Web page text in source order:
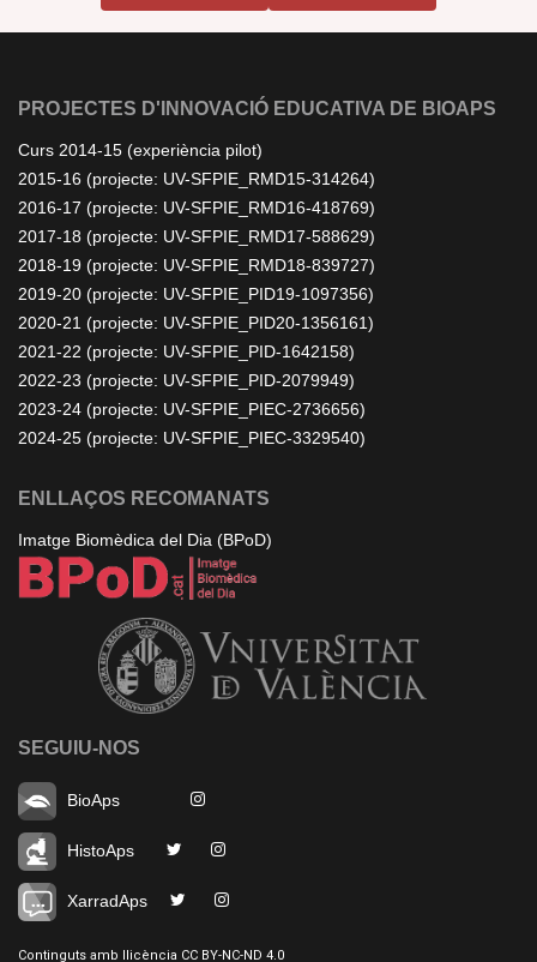
PROJECTES D'INNOVACIÓ EDUCATIVA DE BIOAPS
Curs 2014-15 (experiència pilot)
2015-16 (projecte: UV-SFPIE_RMD15-314264)
2016-17 (projecte: UV-SFPIE_RMD16-418769)
2017-18 (projecte: UV-SFPIE_RMD17-588629)
2018-19 (projecte: UV-SFPIE_RMD18-839727)
2019-20 (projecte: UV-SFPIE_PID19-1097356)
2020-21 (projecte: UV-SFPIE_PID20-1356161)
2021-22 (projecte: UV-SFPIE_PID-1642158)
2022-23 (projecte: UV-SFPIE_PID-2079949)
2023-24 (projecte: UV-SFPIE_PIEC-2736656)
2024-25 (projecte: UV-SFPIE_PIEC-3329540)
ENLLAÇOS RECOMANATS
Imatge Biomèdica del Dia (BPoD)
SEGUIU-NOS
BioAps
HistoAps
XarradAps
Continguts amb llicència CC BY-NC-ND 4.0